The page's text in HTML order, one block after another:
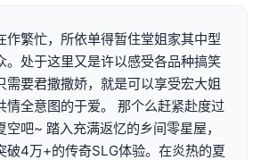
作繁忙，所依单得暂住堂姐家其中型
。处于这里又是许以感受各品种搞笑
需要君撒撒娇，就是可以享受宏大姐
情全意图的于爱。 那个么赶紧赴度过
空吧~ 踏入充满返忆的乡间零星屋，
破4万+的传奇SLG体验。在炎热的夏